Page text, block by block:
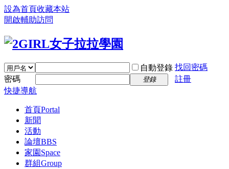
設為首頁收藏本站
開啟輔助訪問
自動登錄 找回密碼
密碼
登錄
註冊
快捷導航
首頁Portal
新聞
活動
論壇BBS
家園 Space
群組Group